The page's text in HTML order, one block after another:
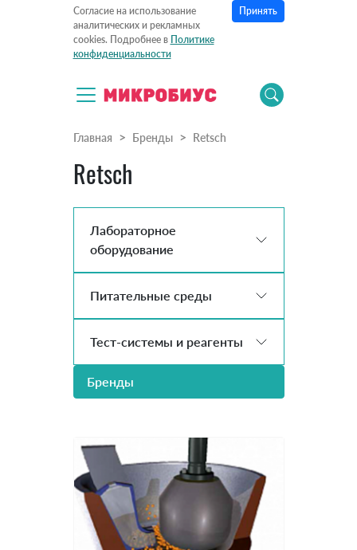
Согласие на использование
аналитических и рекламных
cookies. Подробнее в Политике
конфиденциальности
Принять
Главная Бренды Retsch
Retsch
Лабораторное
оборудование
Питательные среды
Тест-системы и реагенты
Бренды